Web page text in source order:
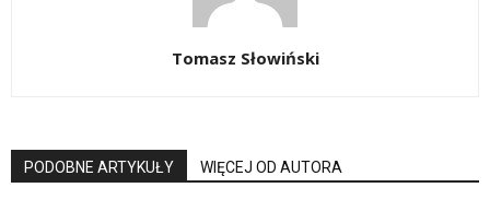
Tomasz Słowiński
PODOBNE ARTYKUŁY WIĘCEJ OD AUTORA